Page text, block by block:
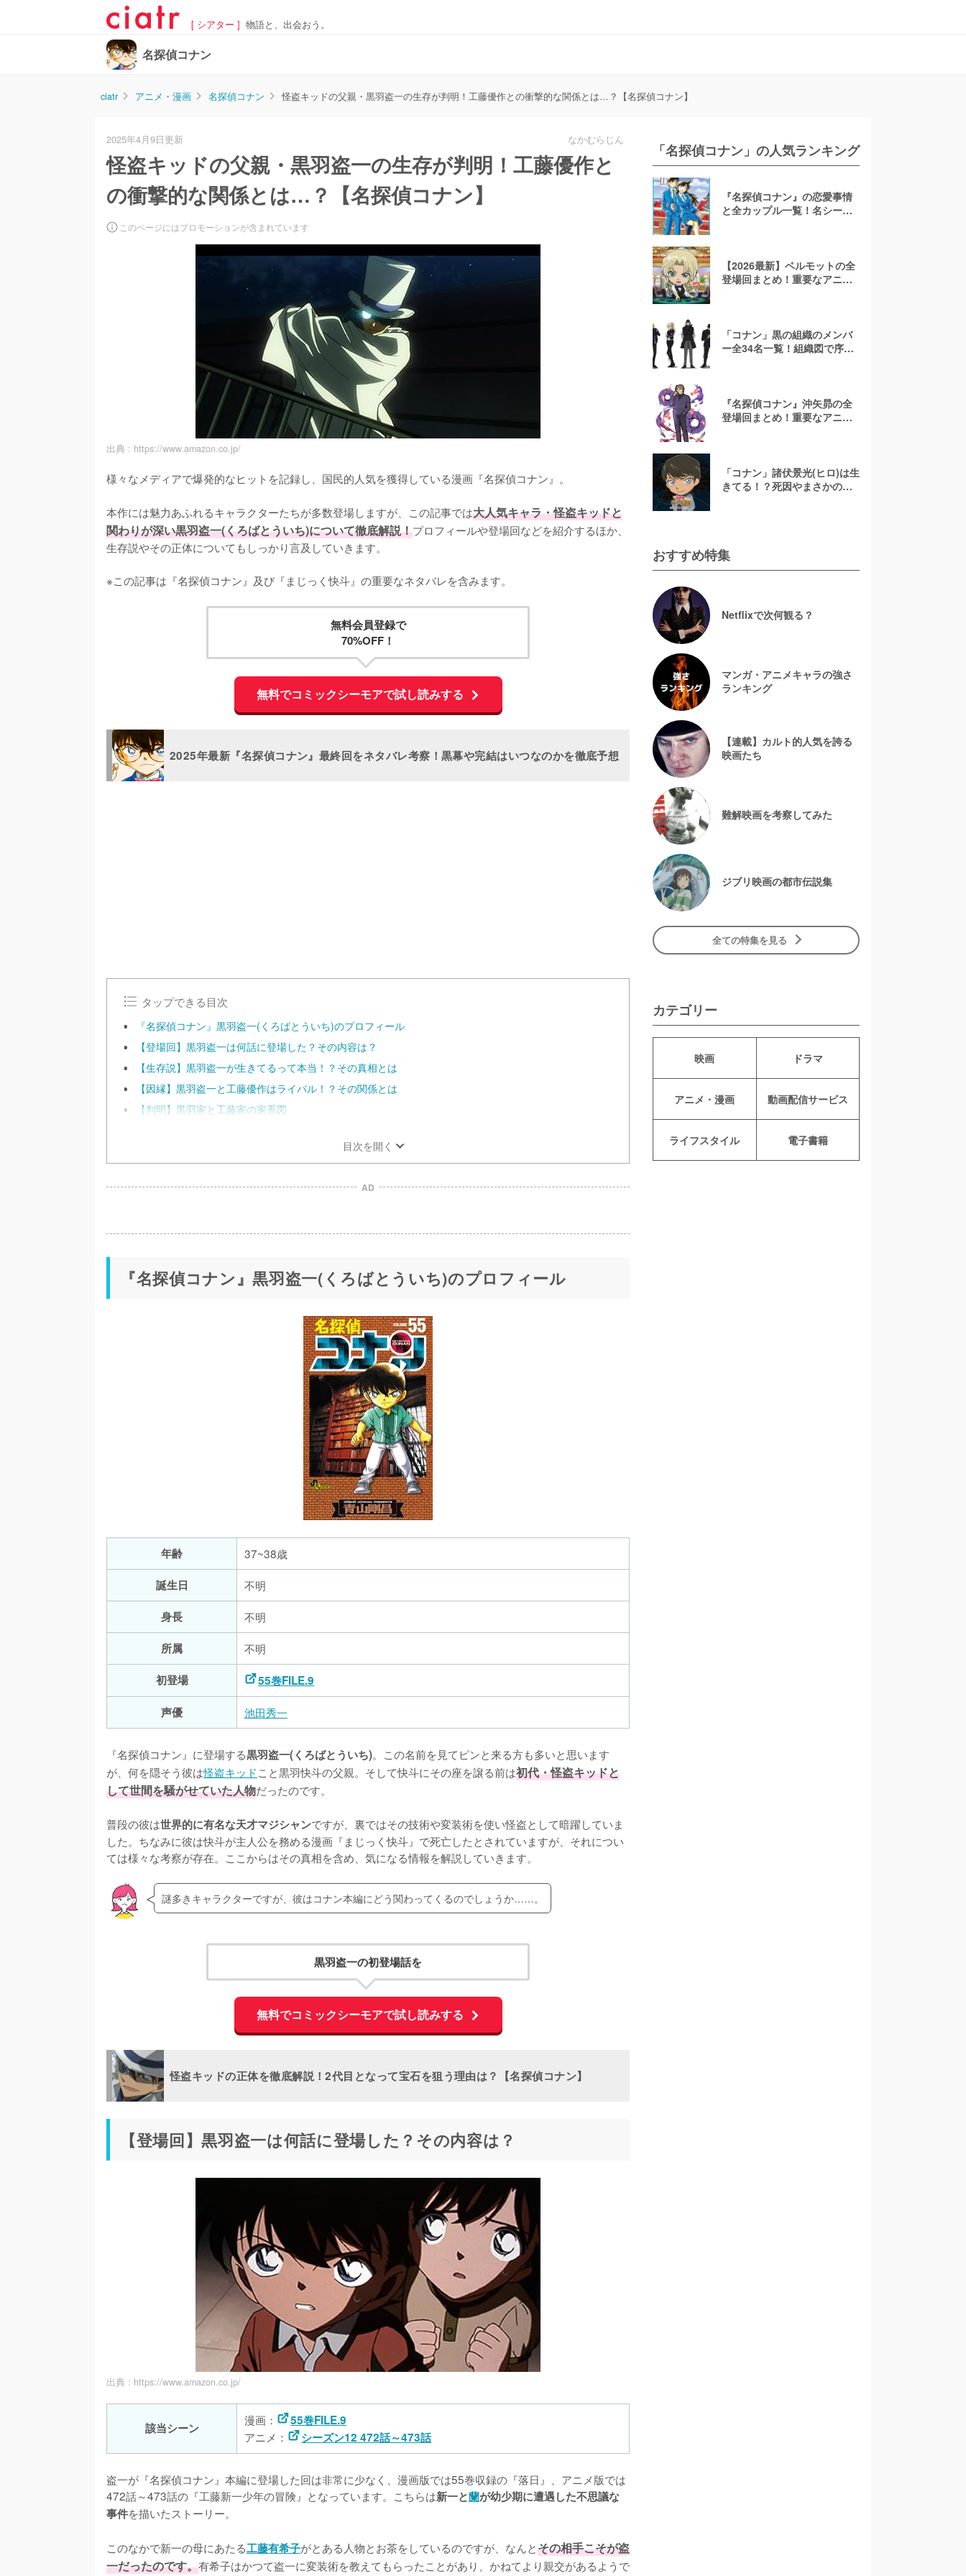
[ シアター ] 物語と、出会おう。
名探偵コナン
ciatr アニメ・漫画 名探偵コナン 怪盗キッドの父親・黒羽盗一の生存が判明！工藤優作との衝撃的な関係とは…？【名探偵コナン】
2025年4月9日更新 なかむらじん
怪盗キッドの父親・黒羽盗一の生存が判明！工藤優作と
の衝撃的な関係とは…？【名探偵コナン】
このページにはプロモーションが含まれています
出典 : https://www.amazon.co.jp/
様々なメディアで爆発的なヒットを記録し、国民的人気を獲得している漫画『名探偵コナン』。
本作には魅力あふれるキャラクターたちが多数登場しますが、この記事では大人気キャラ・怪盗キッドと
関わりが深い黒羽盗一(くろばとういち)について徹底解説！プロフィールや登場回などを紹介するほか、
生存説やその正体についてもしっかり言及していきます。
※この記事は『名探偵コナン』及び『まじっく快斗』の重要なネタバレを含みます。
無料会員登録で
70%OFF！
無料でコミックシーモアで試し読みする
2025年最新『名探偵コナン』最終回をネタバレ考察！黒幕や完結はいつなのかを徹底予想
タップできる目次
『名探偵コナン』黒羽盗一(くろばとういち)のプロフィール
【登場回】黒羽盗一は何話に登場した？その内容は？
【生存説】黒羽盗一が生きてるって本当！？その真相とは
【因縁】黒羽盗一と工藤優作はライバル！？その関係とは
【判明】黒羽家と工藤家の家系図
目次を開く
AD
『名探偵コナン』黒羽盗一(くろばとういち)のプロフィール
年齢
37~38歳
誕生日
不明
身長
不明
所属
不明
初登場
55巻FILE.9
声優
池田秀一
『名探偵コナン』に登場する黒羽盗一(くろばとういち)。この名前を見てピンと来る方も多いと思います
が、何を隠そう彼は怪盗キッドこと黒羽快斗の父親。そして快斗にその座を譲る前は初代・怪盗キッドと
して世間を騒がせていた人物だったのです。
普段の彼は世界的に有名な天才マジシャンですが、裏ではその技術や変装術を使い怪盗として暗躍していま
した。ちなみに彼は快斗が主人公を務める漫画『まじっく快斗』で死亡したとされていますが、それについ
ては様々な考察が存在。ここからはその真相を含め、気になる情報を解説していきます。
謎多きキャラクターですが、彼はコナン本編にどう関わってくるのでしょうか……。
黒羽盗一の初登場話を
無料でコミックシーモアで試し読みする
怪盗キッドの正体を徹底解説！2代目となって宝石を狙う理由は？【名探偵コナン】
【登場回】黒羽盗一は何話に登場した？その内容は？
出典 : https://www.amazon.co.jp/
該当シーン
漫画：
55巻FILE.9
アニメ：
シーズン12 472話～473話
盗一が『名探偵コナン』本編に登場した回は非常に少なく、漫画版では55巻収録の『落日』、アニメ版では
472話～473話の『工藤新一少年の冒険』となっています。こちらは新一と蘭が幼少期に遭遇した不思議な
事件を描いたストーリー。
このなかで新一の母にあたる工藤有希子がとある人物とお茶をしているのですが、なんとその相手こそが盗
一だったのです。有希子はかつて盗一に変装術を教えてもらったことがあり、かねてより親交があるようで
「名探偵コナン」の人気ランキング
『名探偵コナン』の恋愛事情
と全カップル一覧！名シーン
【2026最新】ベルモットの全
登場回まとめ！重要なアニメ
「コナン」黒の組織のメンバ
ー全34名一覧！組織図で序列
『名探偵コナン』沖矢昴の全
登場回まとめ！重要なアニメ
「コナン」諸伏景光(ヒロ)は生
きてる！？死因やまさかの再
おすすめ特集
Netflixで次何観る？
マンガ・アニメキャラの強さ
ランキング
【連載】カルト的人気を誇る
映画たち
難解映画を考察してみた
ジブリ映画の都市伝説集
全ての特集を見る
カテゴリー
映画 ドラマ
アニメ・漫画 動画配信サービス
ライフスタイル 電子書籍